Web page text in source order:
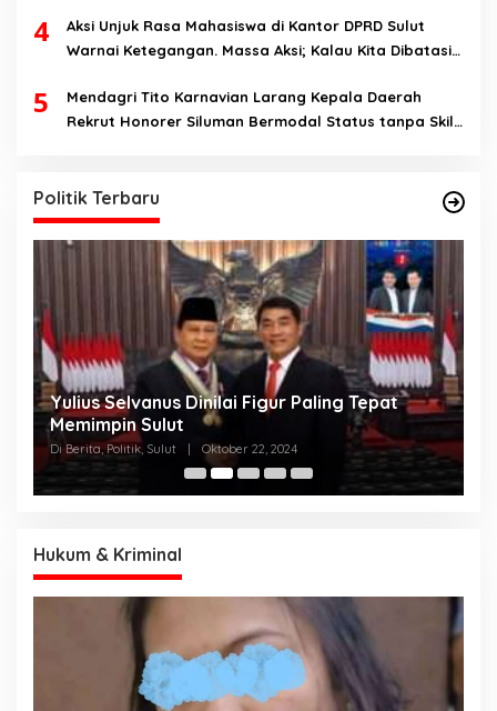
4
Aksi Unjuk Rasa Mahasiswa di Kantor DPRD Sulut
Warnai Ketegangan. Massa Aksi; Kalau Kita Dibatasi
5
Mendagri Tito Karnavian Larang Kepala Daerah
Rekrut Honorer Siluman Bermodal Status tanpa Skill.
Politik Terbaru
Yulius Selvanus Dinilai Figur Paling Tepat
Memimpin Sulut
Di Berita, Politik, Sulut | Oktober 22, 2024
Hukum & Kriminal